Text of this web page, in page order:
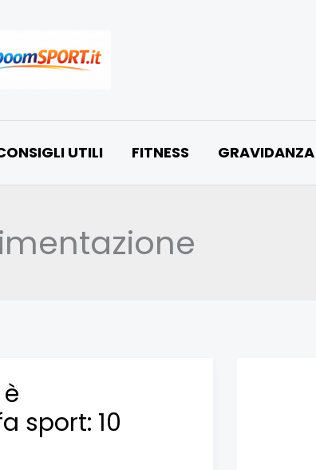
UTILI FITNESS GRAVIDANZA
sport: 10